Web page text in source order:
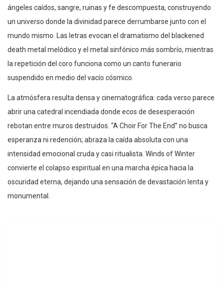
ángeles caídos, sangre, ruinas y fe descompuesta, construyendo
un universo donde la divinidad parece derrumbarse junto con el
mundo mismo. Las letras evocan el dramatismo del blackened
death metal melódico y el metal sinfónico más sombrío, mientras
la repetición del coro funciona como un canto funerario
suspendido en medio del vacío cósmico.
La atmósfera resulta densa y cinematográfica: cada verso parece
abrir una catedral incendiada donde ecos de desesperación
rebotan entre muros destruidos. “A Choir For The End” no busca
esperanza ni redención; abraza la caída absoluta con una
intensidad emocional cruda y casi ritualista. Winds of Winter
convierte el colapso espiritual en una marcha épica hacia la
oscuridad eterna, dejando una sensación de devastación lenta y
monumental.